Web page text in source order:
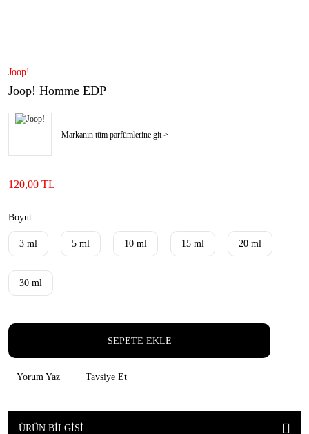
Joop!
Joop! Homme EDP
Markanın tüm parfümlerine git >
120,00 TL
Boyut
3 ml 5 ml 10 ml 15 ml 20 ml
30 ml
SEPETE EKLE
Yorum Yaz Tavsiye Et
ÜRÜN BILGISI